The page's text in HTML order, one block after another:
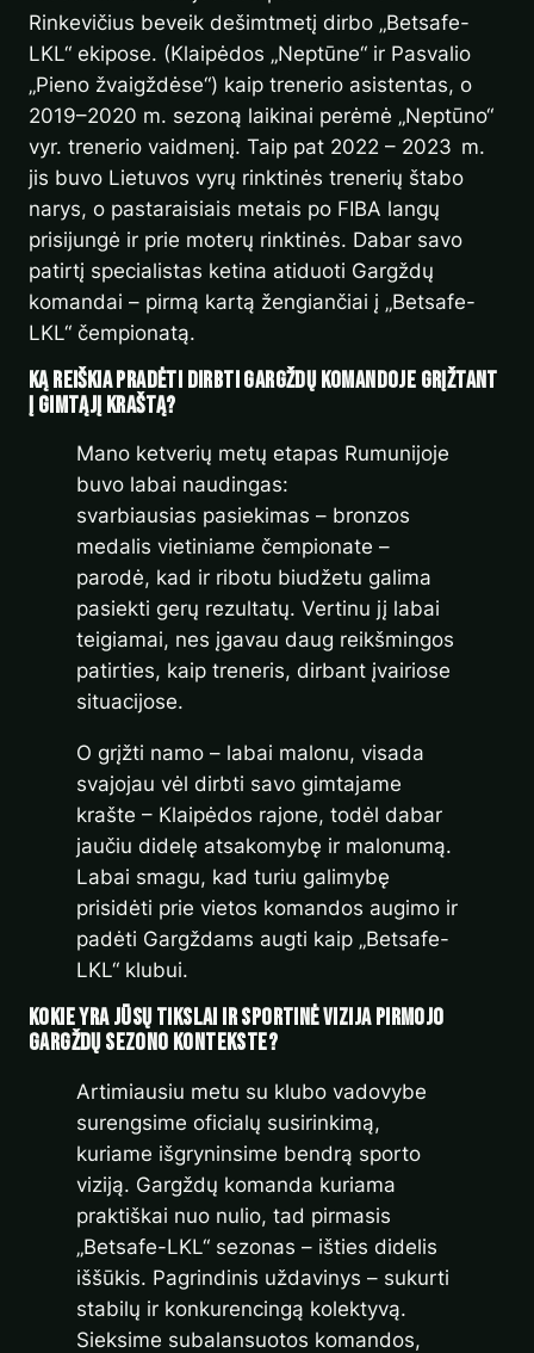
Rinkevičius beveik dešimtmetį dirbo „Betsafe-
LKL“ ekipose. (Klaipėdos „Neptūne“ ir Pasvalio
„Pieno žvaigždėse“) kaip trenerio asistentas, o
2019–2020 m. sezoną laikinai perėmė „Neptūno“
vyr. trenerio vaidmenį. Taip pat 2022 – 2023 m.
jis buvo Lietuvos vyrų rinktinės trenerių štabo
narys, o pastaraisiais metais po FIBA langų
prisijungė ir prie moterų rinktinės. Dabar savo
patirtį specialistas ketina atiduoti Gargždų
komandai – pirmą kartą žengiančiai į „Betsafe-
LKL“ čempionatą.
Ką reiškia pradėti dirbti Gargždų komandoje grįžtant
į gimtąjį kraštą?
Mano ketverių metų etapas Rumunijoje
buvo labai naudingas:
svarbiausias pasiekimas – bronzos
medalis vietiniame čempionate –
parodė, kad ir ribotu biudžetu galima
pasiekti gerų rezultatų. Vertinu jį labai
teigiamai, nes įgavau daug reikšmingos
patirties, kaip treneris, dirbant įvairiose
situacijose.
O grįžti namo – labai malonu, visada
svajojau vėl dirbti savo gimtajame
krašte – Klaipėdos rajone, todėl dabar
jaučiu didelę atsakomybę ir malonumą.
Labai smagu, kad turiu galimybę
prisidėti prie vietos komandos augimo ir
padėti Gargždams augti kaip „Betsafe-
LKL“ klubui.
Kokie yra jūsų tikslai ir sportinė vizija pirmojo
Gargždų sezono kontekste?
Artimiausiu metu su klubo vadovybe
surengsime oficialų susirinkimą,
kuriame išgryninsime bendrą sporto
viziją. Gargždų komanda kuriama
praktiškai nuo nulio, tad pirmasis
„Betsafe-LKL“ sezonas – išties didelis
iššūkis. Pagrindinis uždavinys – sukurti
stabilų ir konkurencingą kolektyvą.
Sieksime subalansuotos komandos,